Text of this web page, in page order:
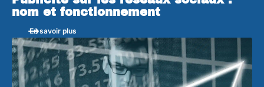
nom et fonctionnement
En savoir plus